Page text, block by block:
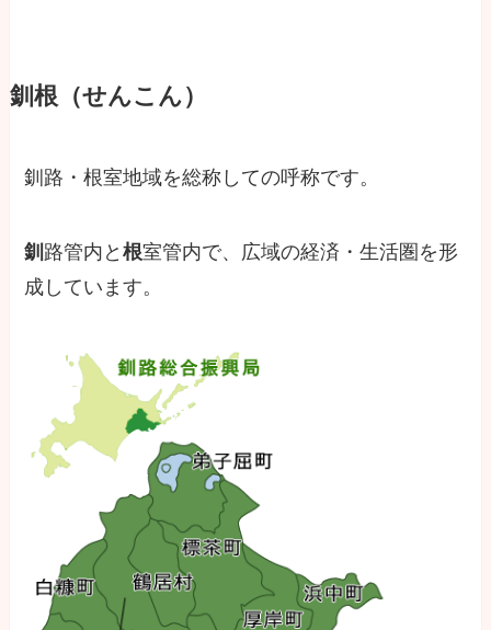
釧根（せんこん）
釧路・根室地域を総称しての呼称です。
釧 路管内と根室管内で、広域の経済・生活圏を形
成しています。